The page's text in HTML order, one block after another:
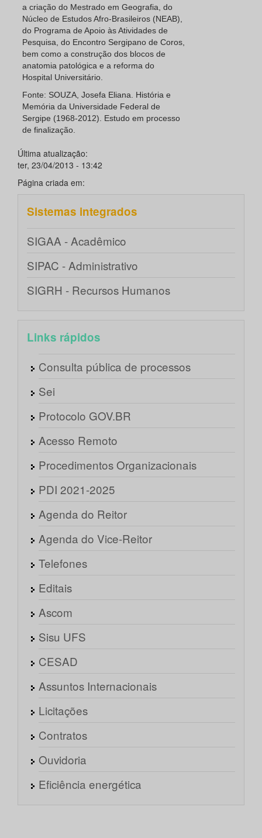
a criação do Mestrado em Geografia, do
Núcleo de Estudos Afro-Brasileiros (NEAB),
do Programa de Apoio às Atividades de
Pesquisa, do Encontro Sergipano de Coros,
bem como a construção dos blocos de
anatomia patológica e a reforma do
Hospital Universitário.
Fonte: SOUZA, Josefa Eliana. História e
Memória da Universidade Federal de
Sergipe (1968-2012). Estudo em processo
de finalização.
Última atualização:
ter, 23/04/2013 - 13:42
Página criada em:
Sistemas integrados
SIGAA - Acadêmico
SIPAC - Administrativo
SIGRH - Recursos Humanos
Links rápidos
Consulta pública de processos
Sei
Protocolo GOV.BR
Acesso Remoto
Procedimentos Organizacionais
PDI 2021-2025
Agenda do Reitor
Agenda do Vice-Reitor
Telefones
Editais
Ascom
Sisu UFS
CESAD
Assuntos Internacionais
Licitações
Contratos
Ouvidoria
Eficiência energética